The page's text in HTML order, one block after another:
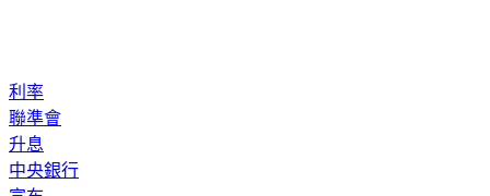
利率
聯準會
升息
中央銀行